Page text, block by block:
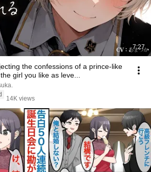
7:27
the confessions of a prince-like
girl you like as leve...
14K views